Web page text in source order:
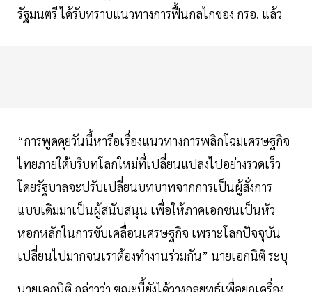
รัฐมนตรี ได้รับทราบแนวทางการฟื้นกลไกของ กรอ. แล้ว
“การพูดคุยวันนี้หารือเรื่องแนวทางการพลิกโฉมเศรษฐกิจ
ไทยภายใต้บริบทโลกใหม่ที่เปลี่ยนแปลงไปอย่างรวดเร็ว
โดยรัฐบาลจะปรับเปลี่ยนบทบาทจากการเป็นผู้สั่งการ
แบบเดิมมาเป็นผู้สนับสนุน เพื่อให้ภาคเอกชนเป็นหัว
หอกหลักในการขับเคลื่อนเศรษฐกิจ เพราะโลกปัจจุบัน
เปลี่ยนไปมากจนเราต้องทำงานร่วมกัน” นายเอกนิติ ระบุ